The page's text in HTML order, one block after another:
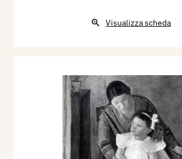
Visualizza scheda